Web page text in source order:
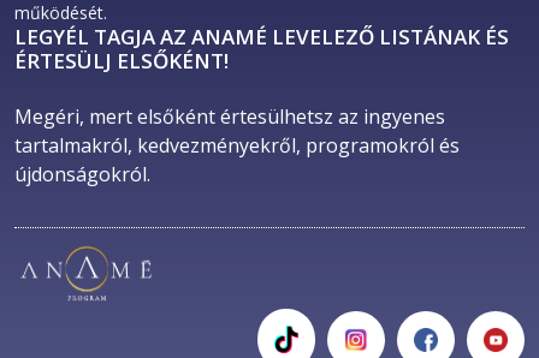
működését.
LEGYÉL TAGJA AZ ANAMÉ LEVELEZŐ LISTÁNAK ÉS
ÉRTESÜLJ ELSŐKÉNT!
Megéri, mert elsőként értesülhetsz az ingyenes
tartalmakról, kedvezményekről, programokról és
újdonságokról.